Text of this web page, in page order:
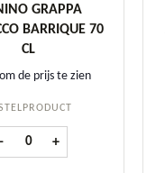
cl aantal
GRAPPA
BARRIQUE 70
CL
de prijs te zien
- Nonino Grappa Prosecco
+